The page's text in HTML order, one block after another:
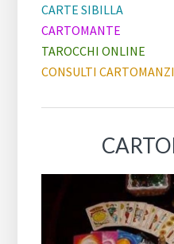
CARTE SIBILLA
CARTOMANTE
TAROCCHI ONLINE
CONSULTI